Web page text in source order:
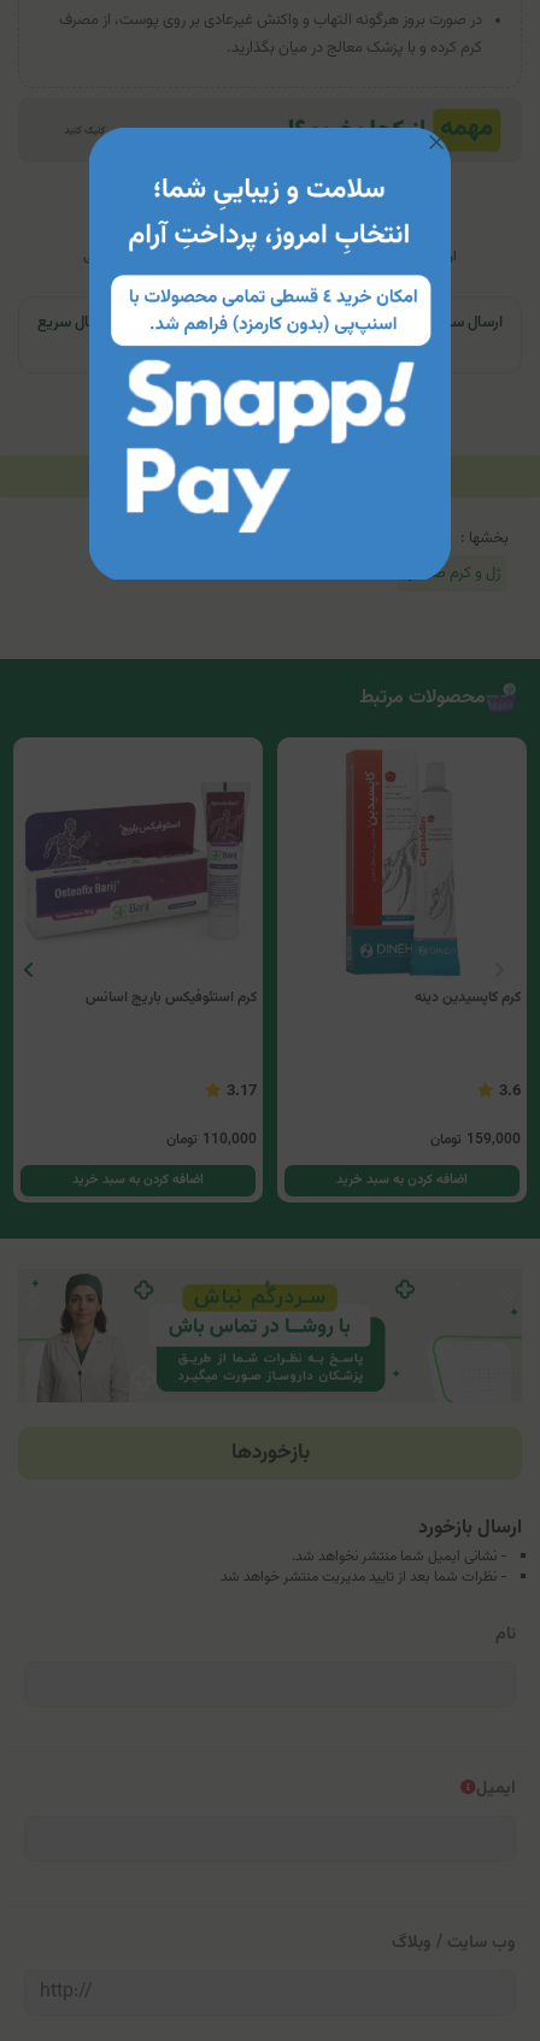
در صورت بروز هرگونه التهاب و واکنش غیرعادی بر روی پوست، از مصرف
کرم کرده و با پزشک معالج در میان بگذارید.
ارسال به تمام کشور اصالت کالا مشاوره منطبق با نیاز فرد پرداخت اقساطی
ارسال سریع | تهران و کرج: تحویل تا ۲۴ ساعت | سایر نقاط ایران: ارسال سریع
به پست
مشخصات محصول جدول محتویات
بخشها :
ژل و کرم ضد درد
محصولات مرتبط
کرم کاپسیدین دینه
3.6
159,000 تومان
اضافه کردن به سبد خرید
کرم استئوفیکس باریج اسانس
3.17
110,000 تومان
اضافه کردن به سبد خرید
بازخوردها
ارسال بازخورد
- نشانی ایمیل شما منتشر نخواهد شد.
- نظرات شما بعد از تایید مدیریت منتشر خواهد شد
نام
ایمیل
وب سایت / وبلاگ